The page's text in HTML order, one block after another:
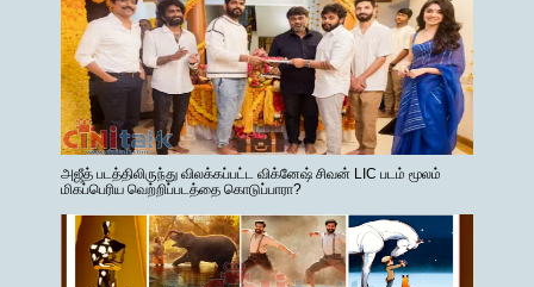
அஜீத் படத்திலிருந்து விலக்கப்பட்ட விக்னேஷ் சிவன் LIC படம் மூலம்
மிகப்பெரிய வெற்றிப்படத்தை கொடுப்பாரா?